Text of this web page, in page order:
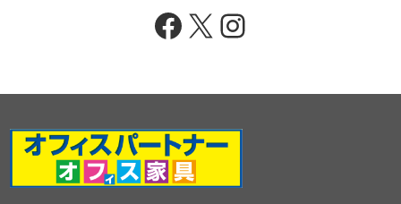
Facebook
X Instagram